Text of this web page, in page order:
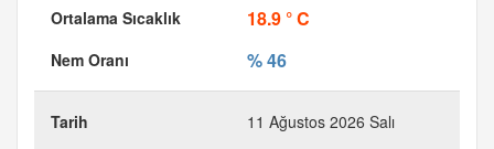
18.9 ° C
% 46
11 Ağustos 2026 Salı